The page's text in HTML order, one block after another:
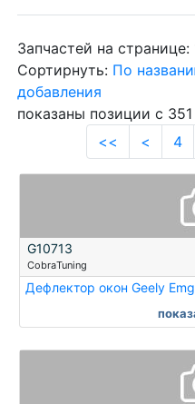
Запчастей на странице:
Сортирнуть: По
добавления
показаны позиции с
<<
< 4
G10713
CobraTuning
Дефлектор окон Geely